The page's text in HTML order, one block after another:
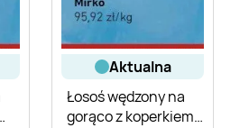
aktualna
Łosoś wędzony na
gorąco z koperkiem